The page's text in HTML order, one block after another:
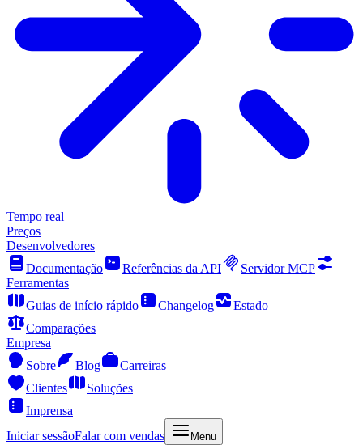
Tempo real
Preços
Desenvolvedores
Documentação
Referências da API
Servidor MCP
Ferramentas
Guias de início rápido
Changelog
Estado
Comparações
Empresa
Sobre
Blog
Carreiras
Clientes
Soluções
Imprensa
Iniciar sessãoFalar com vendas Menu